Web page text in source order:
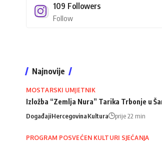
109 Followers
Follow
Najnovije
MOSTARSKI UMJETNIK
Izložba “Zemlja Nura” Tarika Trbonje u
DogađajiHercegovinaKultura prije 22 min
PROGRAM POSVEĆEN KULTURI SJEĆANJA